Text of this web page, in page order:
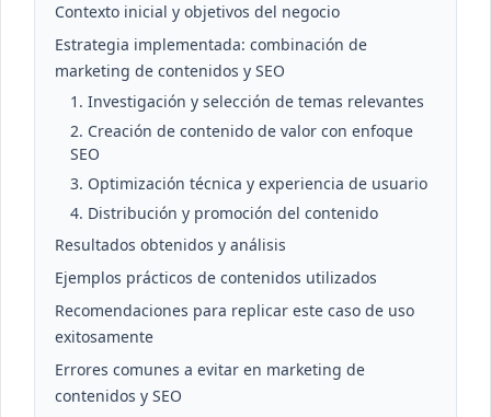
Contexto inicial y objetivos del negocio
Estrategia implementada: combinación de
marketing de contenidos y SEO
1. Investigación y selección de temas relevantes
2. Creación de contenido de valor con enfoque
SEO
3. Optimización técnica y experiencia de usuario
4. Distribución y promoción del contenido
Resultados obtenidos y análisis
Ejemplos prácticos de contenidos utilizados
Recomendaciones para replicar este caso de uso
exitosamente
Errores comunes a evitar en marketing de
contenidos y SEO